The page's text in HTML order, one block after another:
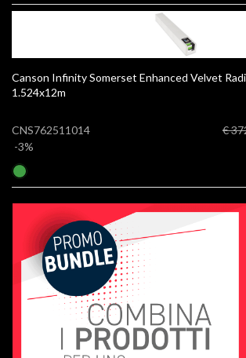
Canson Infinity Somerset Enhanced Velvet Radiant
1.524x12m
CNS762511014
-3%
€